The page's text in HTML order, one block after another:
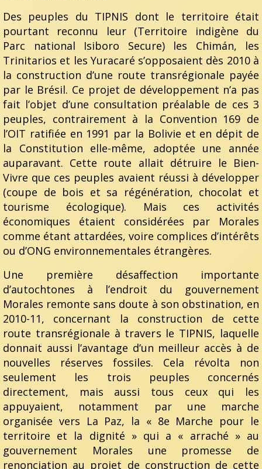
Des peuples du TIPNIS dont le territoire était
pourtant reconnu leur (Territoire indigène du
Parc national Isiboro Secure) les Chimán, les
Trinitarios et les Yuracaré s’opposaient dès 2010 à
la construction d’une route transrégionale payée
par le Brésil. Ce projet de développement n’a pas
fait l’objet d’une consultation préalable de ces 3
peuples, contrairement à la Convention 169 de
l’OIT ratifiée en 1991 par la Bolivie et en dépit de
la Constitution elle-même, adoptée une année
auparavant. Cette route allait détruire le Bien-
Vivre que ces peuples avaient réussi à développer
(coupe de bois et sa régénération, chocolat et
tourisme écologique). Mais ces activités
économiques étaient considérées par Morales
comme étant attardées, voire complices d’intérêts
ou d’ONG environnementales étrangères.
Une première désaffection importante
d’autochtones à l’endroit du gouvernement
Morales remonte sans doute à son obstination, en
2010-11, concernant la construction de cette
route transrégionale à travers le TIPNIS, laquelle
donnait aussi l’avantage d’un meilleur accès à de
nouvelles réserves fossiles. Cela révolta non
seulement les trois peuples concernés
directement, mais aussi tous ceux qui les
appuyaient, notamment par une marche
organisée vers La Paz, la « 8e Marche pour le
territoire et la dignité » qui a « arraché » au
gouvernement Morales une promesse de
renonciation au projet de construction de cette